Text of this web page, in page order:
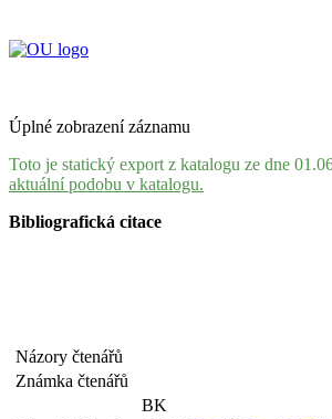
Úplné zobrazení záznamu
Toto je statický export z katalogu ze dne
aktuální podobu v katalogu.
Bibliografická citace
Názory čtenářů
Známka čtenářů
BK